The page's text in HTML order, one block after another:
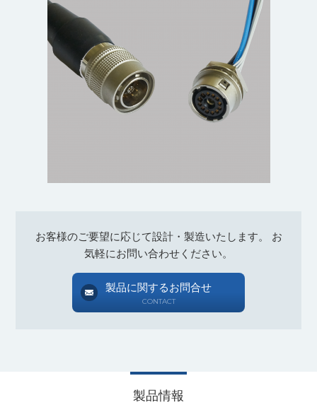
お客様のご要望に応じて設計・製造いたします。
お
気軽にお問い合わせください。
製品に関するお問合せ
CONTACT
製品情報